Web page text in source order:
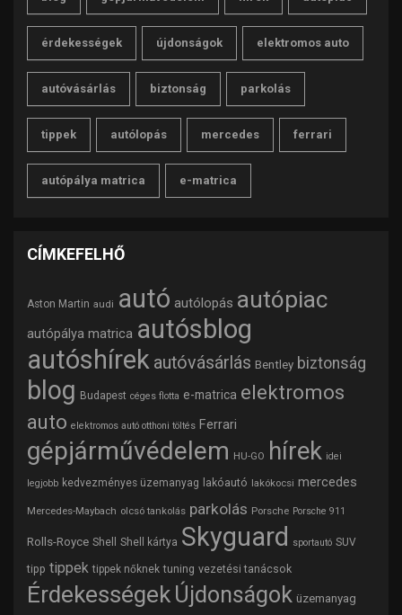
érdekességek újdonságok elektromos auto
autóvásárlás biztonság parkolás
tippek autólopás mercedes ferrari
autópálya matrica e-matrica
CÍMKEFELHŐ
Aston Martin audi autó autólopás autópiac
autópálya matrica autósblog
autóshírek autóvásárlás Bentley biztonság
blog Budapest céges flotta e-matrica elektromos
auto elektromos autó otthoni töltés Ferrari
gépjárművédelem HU-GO hírek idei
legjobb kedvezményes üzemanyag lakóautó lakókocsi mercedes
Mercedes-Maybach olcsó tankolás parkolás Porsche Porsche 911
Rolls-Royce Shell Shell kártya Skyguard sportautó SUV
tipp tippek tippek nőknek tuning vezetési tanácsok
Érdekességek Újdonságok üzemanyag